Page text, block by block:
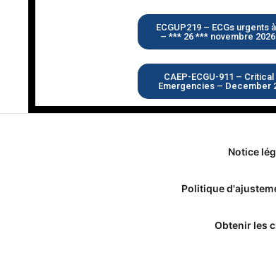
ECGUP219 – ECGs urgents
– *** 26 *** novembre
CAEP-ECGU-911 –
Emergencies – December
Notice
Politique
Obtenir les